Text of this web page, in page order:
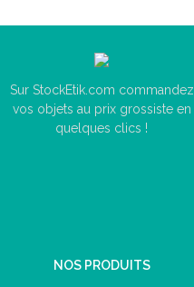
Sur StockEtik.com commandez
vos objets au prix grossiste en
quelques clics !
NOS PRODUITS